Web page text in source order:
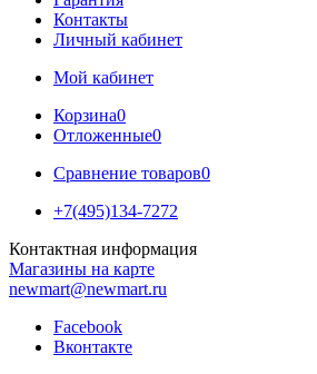
Контакты
Личный кабинет
Мой кабинет
Корзина0
Отложенные0
Сравнение товаров0
+7(495)134-7272
Контактная информация
Магазины на карте
newmart@newmart.ru
Facebook
Вконтакте